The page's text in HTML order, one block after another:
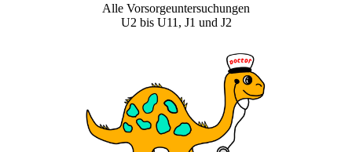
Alle Vorsorgeuntersuchungen
U2 bis U11, J1 und J2